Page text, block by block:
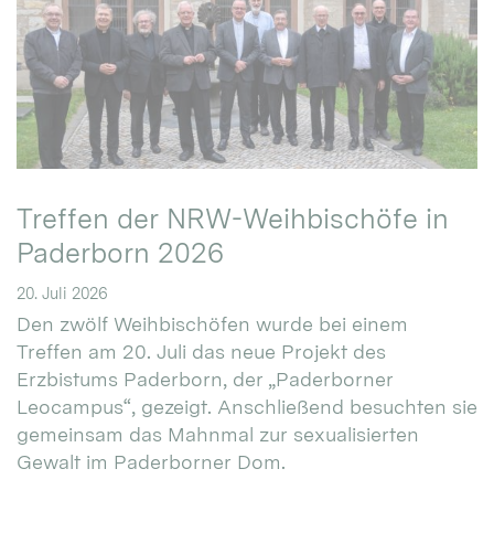
Treffen der NRW-Weihbischöfe in
Paderborn 2026
20. Juli 2026
Den zwölf Weihbischöfen wurde bei einem
Treffen am 20. Juli das neue Projekt des
Erzbistums Paderborn, der „Paderborner
Leocampus“, gezeigt. Anschließend besuchten sie
gemeinsam das Mahnmal zur sexualisierten
Gewalt im Paderborner Dom.